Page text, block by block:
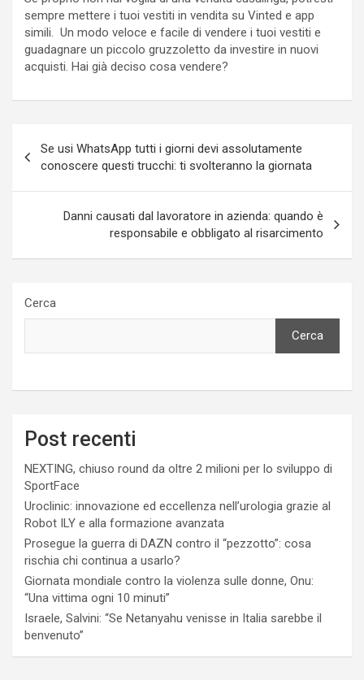
sempre mettere i tuoi vestiti in vendita su Vinted e app
simili. Un modo veloce e facile di vendere i tuoi vestiti e
guadagnare un piccolo gruzzoletto da investire in nuovi
acquisti. Hai già deciso cosa vendere?
articoli
Se usi WhatsApp tutti i giorni devi assolutamente
conoscere questi trucchi: ti svolteranno la giornata
Danni causati dal lavoratore in azienda: quando è
responsabile e obbligato al risarcimento
Cerca
Cerca
Post recenti
NEXTING, chiuso round da oltre 2 milioni per lo sviluppo di
SportFace
Uroclinic: innovazione ed eccellenza nell’urologia grazie al
Robot ILY e alla formazione avanzata
Prosegue la guerra di DAZN contro il “pezzotto”: cosa
rischia chi continua a usarlo?
Giornata mondiale contro la violenza sulle donne, Onu:
“Una vittima ogni 10 minuti”
Israele, Salvini: “Se Netanyahu venisse in Italia sarebbe il
benvenuto”